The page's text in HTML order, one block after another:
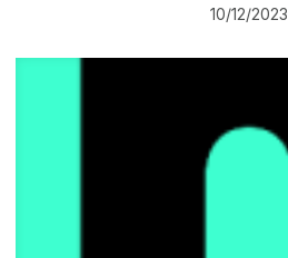
10/12/2023